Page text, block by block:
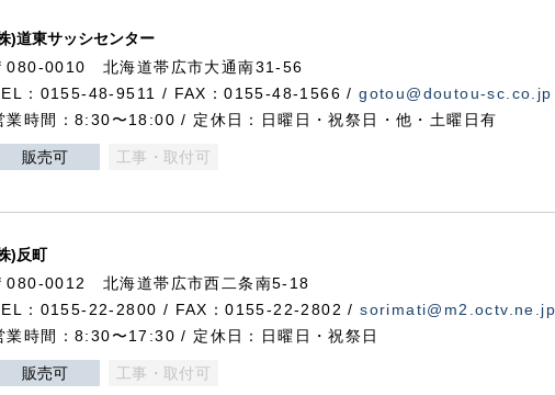
)道東サッシセンター
080-0010 北海道帯広市大通南31-56
：0155-48-9511 / FAX：0155-48-1566 /gotou@doutou-sc.co.jp
業時間：8:30〜18:00 / 定休日：日曜日・祝祭日・他・土曜日有
販売可 工事・取付可
)反町
080-0012 北海道帯広市西二条南5-18
：0155-22-2800 / FAX：0155-22-2802 /sorimati@m2.octv.ne.jp
業時間：8:30〜17:30 / 定休日：日曜日・祝祭日
販売可 工事・取付可